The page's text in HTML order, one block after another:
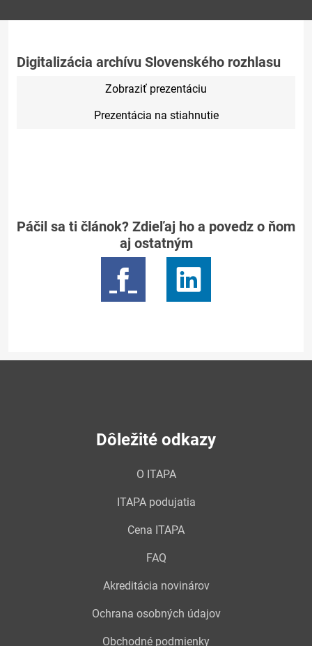
Digitalizácia archívu Slovenského rozhlasu
Zobraziť prezentáciu
Prezentácia na stiahnutie
Páčil sa ti článok? Zdieľaj ho a povedz o ňom
aj ostatným
Dôležité odkazy
O ITAPA
ITAPA podujatia
Cena ITAPA
FAQ
Akreditácia novinárov
Ochrana osobných údajov
Obchodné podmienky